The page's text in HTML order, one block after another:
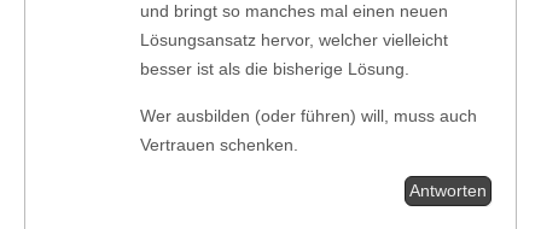
und bringt so manches mal einen neuen
Lösungsansatz hervor, welcher vielleicht
besser ist als die bisherige Lösung.
Wer ausbilden (oder führen) will, muss auch
Vertrauen schenken.
Antworten